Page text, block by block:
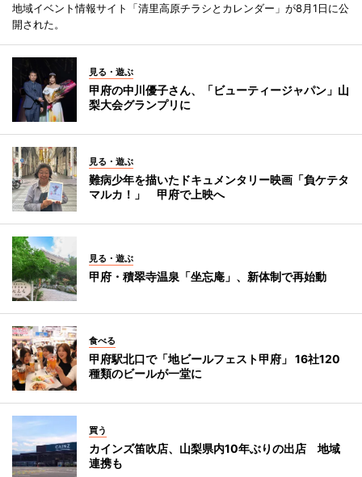
地域イベント情報サイト「清里高原チラシとカレンダー」が8月1日に公
開された。
見る・遊ぶ
甲府の中川優子さん、「ビューティージャパン」山
梨大会グランプリに
見る・遊ぶ
難病少年を描いたドキュメンタリー映画「負ケテタ
マルカ！」 甲府で上映へ
見る・遊ぶ
甲府・積翠寺温泉「坐忘庵」、新体制で再始動
食べる
甲府駅北口で「地ビールフェスト甲府」 16社120
種類のビールが一堂に
買う
カインズ笛吹店、山梨県内10年ぶりの出店 地域
連携も